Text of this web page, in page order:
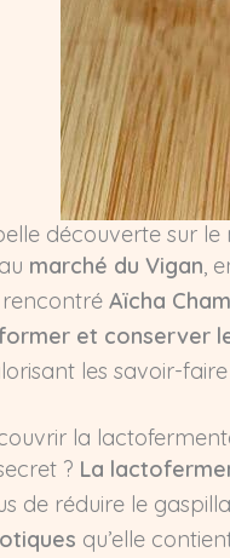
découverte sur
marché du Vigan,
rencontré Aïcha
et conserver
les savoir-faire
la
? La
de réduire le
qu’elle